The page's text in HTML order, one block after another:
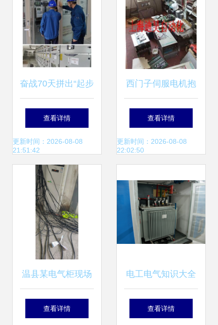
奋战70天拼出“起步
速度” 济南起步区
比亚迪项目110KV
变电站投运背后的
投资故事
查看详情
更新时间：2026-08-08
21:51:42
西门子伺服电机抱
闸故障诊断与专业
维修电气安装服务
查看详情
更新时间：2026-08-08
22:02:50
温县某电气柜现场
安装与调试 从桥架
查看详情
电工电气知识大全
专业电气安装服务
查看详情